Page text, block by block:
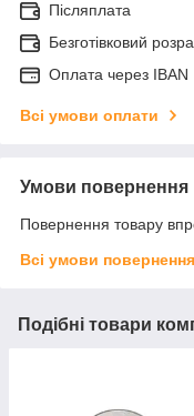
Післяплата
Безготівковий
Оплата через IBAN
Всі умови оплати
Умови повернення
Повернення товару
Всі умови повернення
Подібні товари